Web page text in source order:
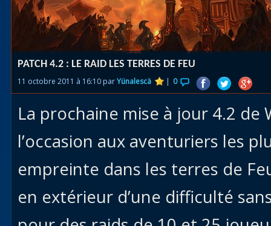
Races
alliées
des îles
le vol
Uldum
Val
PATCH 4.2 : LE RAID LES TERRES DE FEU
11 octobre 2011 à 16:10 parYünalescä | 0
La prochaine mise à jour 4.2
l’occasion aux aventuriers les
empreinte dans les terres de
en extérieur d’une difficulté